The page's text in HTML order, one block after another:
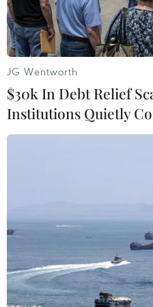
Một cơ sở lọc dầu tại thị
Trong phiên 27/6, giá
USD/thùng do nỗi lo
xuống giữa bối cảnh lãi
giảm cho kim loại quý
JG Wentworth
$30k In Debt Relief
Institutions Quietly